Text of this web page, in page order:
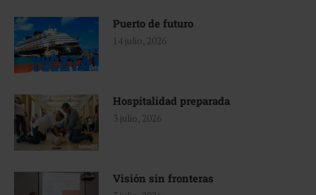
Puerto de futuro
14 julio, 2026
Hospitalidad preparada
3 julio, 2026
Visión sin fronteras